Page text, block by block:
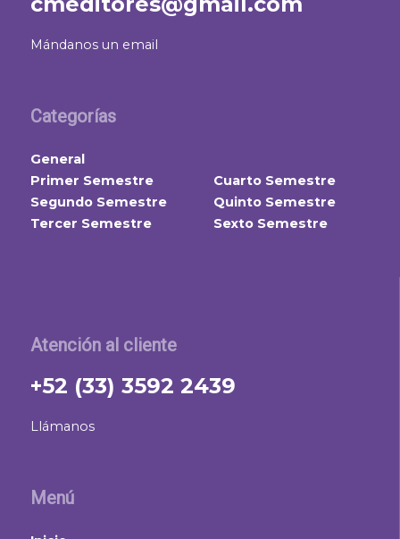
Atención al cliente
+52 (33) 3592 2439
Llámanos
Menú
Mándanos un email
Categorías
General
Primer Semestre
Segundo Semestre
Tercer Semestre
Cuarto Semestre
Quinto Semestre
Sexto Semestre